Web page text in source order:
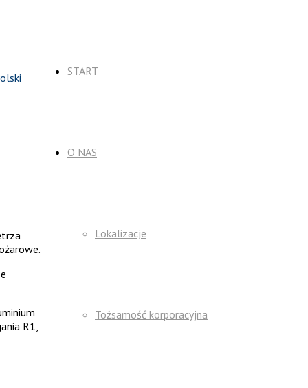
START
O NAS
Lokalizacje
Tożsamość korporacyjna
R1,